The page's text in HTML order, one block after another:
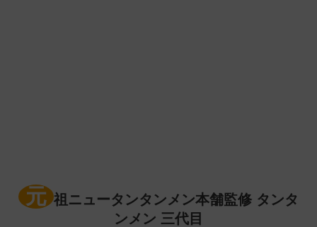
元 祖ニュータンタンメン本舗監修 タンタ
ンメン 三代目